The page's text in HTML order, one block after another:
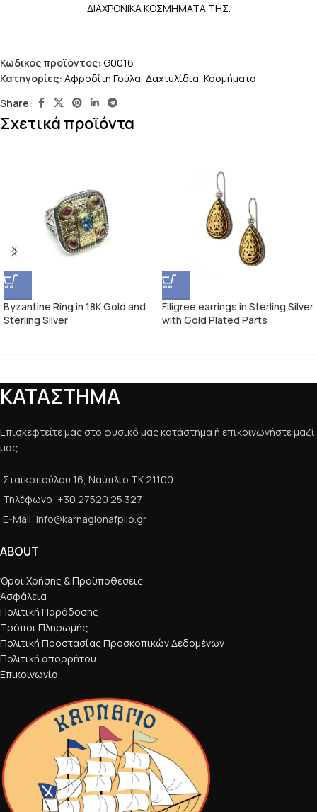
ΔΙΑΧΡΟΝΙΚΑ ΚΟΣΜΗΜΑΤΑ ΤΗΣ.
Κωδικός προϊόντος: G0016
Κατηγορίες: Αφροδίτη Γούλα, Δαχτυλίδια, Κοσμήματα
Share:
Σχετικά προϊόντα
Byzantine Ring in 18K Gold and
Sterling Silver
Filigree earrings in Sterling Silver
with Gold Plated Parts
ΚΑΤΑΣΤΗΜΑ
Επισκεφτείτε μας στο φυσικό μας κατάστημα ή επικοινωνήστε μαζί
μας.
Σταϊκοπούλου 16, Ναύπλιο ΤΚ 21100.
Τηλέφωνο: +30 27520 25 327
E-Mail: info@karnagionafplio.gr
ABOUT
Όροι Χρήσης & Προϋποθέσεις
Ασφάλεια
Πολιτική Παράδοσης
Τρόποι Πληρωμής
Πολιτική Προστασίας Προσκοπικών Δεδομένων
Πολιτική απορρήτου
Επικοινωνία